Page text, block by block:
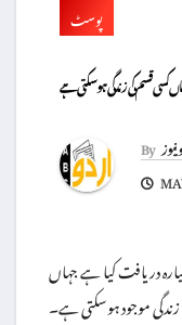
پوسٹ
کسی قسم کی زندگی ہو سکتی ہے
By
دریافت کیا ہے جہاں
موجود ہوسکتی ہے۔